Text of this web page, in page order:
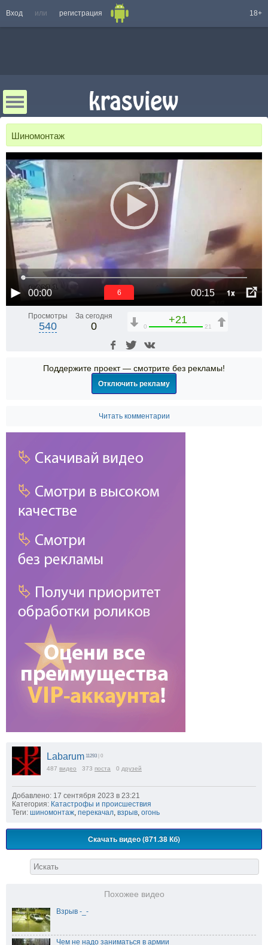
Вход или регистрация 18+
Шиномонтаж
00:00 00:15 1x
6
Просмотры
540
За сегодня
0
+21
0 21
Поддержите проект — смотрите без рекламы!
Отключить рекламу
Читать комментарии
Labarum 11293 | 0
487 видео 373 поста 0 друзей
Добавлено: 17 сентября 2023 в 23:21
Категория: Катастрофы и происшествия
Теги: шиномонтаж, перекачал, взрыв, огонь
Скачать видео (871.38 Кб)
Похожее видео
Взрыв -_-
Чем не надо заниматься в армии